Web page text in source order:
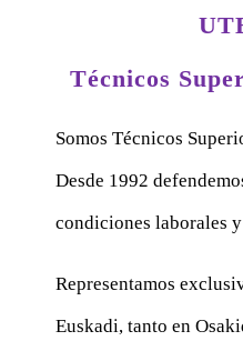
Técnicos
Somos Técnicos
Desde 1992
condiciones laborales
Representamos
Euskadi, tanto en